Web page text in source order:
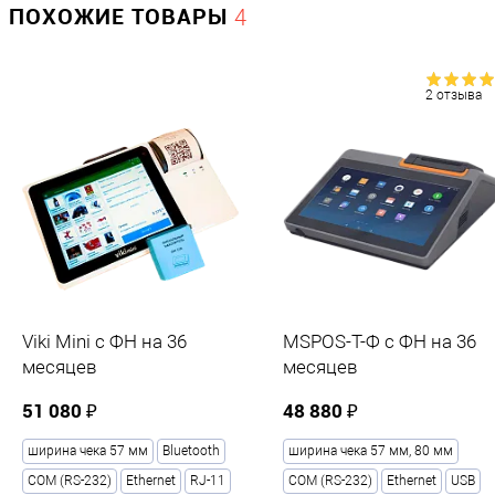
Жёсткий диск
Объем памяти жесткого диска, Гб
Внутренняя память
Объем памяти
8Gb
ПОХОЖИЕ ТОВАРЫ 4
Viki Mini с ФН на 36
месяцев
51 080 ₽
ширина чека 57 мм
Bluetooth
COM (RS-232)
Ethernet
RJ-11
2 отзыва
MSPOS-T-Ф с ФН на 36
месяцев
48 880 ₽
ширина чека 57 мм, 80 мм
COM (RS-232)
Ethernet
USB